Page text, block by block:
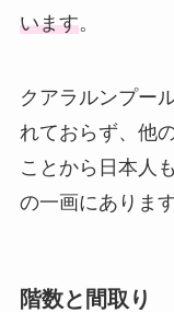
います。
クアラルンプー
れておらず、他
ことから日本人
の一画にあります
階数と間取り